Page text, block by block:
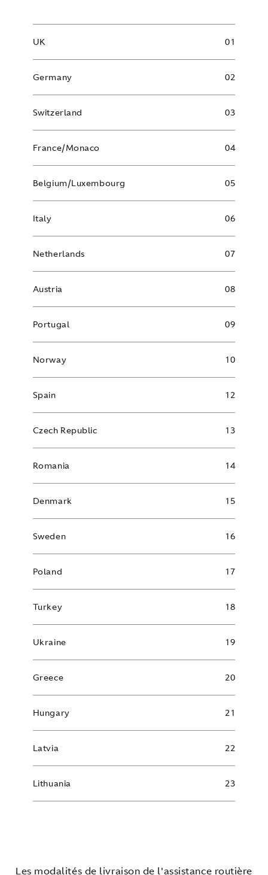
UK 01
Germany 02
Switzerland 03
France/Monaco 04
Belgium/Luxembourg 05
Italy 06
Netherlands 07
Austria 08
Portugal 09
Norway 10
Spain 12
Czech Republic 13
Romania 14
Denmark 15
Sweden 16
Poland 17
Turkey 18
Ukraine 19
Greece 20
Hungary 21
Latvia 22
Lithuania 23
Les modalités de livraison de l'assistance routière